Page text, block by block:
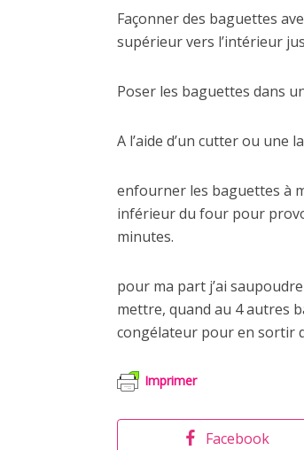
Façonner des baguettes
supérieur vers l’intérieur
Poser les baguettes dans
A l’aide d’un cutter ou une
enfourner les baguettes à
inférieur du four pour
minutes.
pour ma part j’ai
mettre, quand au 4 autres
congélateur pour en sortir
Imprimer
Facebook